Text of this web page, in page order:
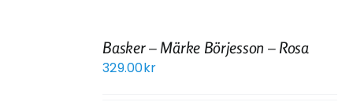
Basker – Märke Börjesson – Rosa
329.00kr